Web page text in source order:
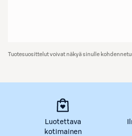
Tuotesuosittelut voivat näkyä sinulle
Luotettava
kotimainen